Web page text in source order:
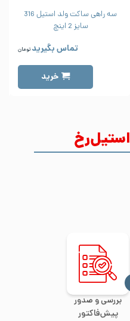
سه راهی ساکت ولد استیل 316
سایز 2 اینچ
تماس بگیرید تومان
خرید
استیل‌رخ
بررسی و صدور
پیش‌فاکتور